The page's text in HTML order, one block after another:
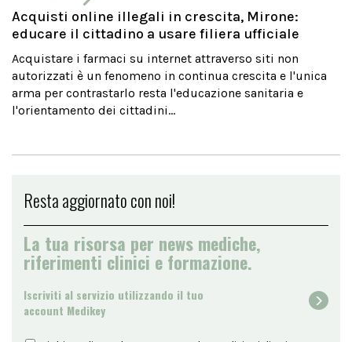
Acquisti online illegali in crescita, Mirone:
educare il cittadino a usare filiera ufficiale
Acquistare i farmaci su internet attraverso siti non
autorizzati è un fenomeno in continua crescita e l'unica
arma per contrastarlo resta l'educazione sanitaria e
l'orientamento dei cittadini...
Resta aggiornato con noi!
La tua risorsa per news mediche,
riferimenti clinici e formazione.
Iscriviti al servizio utilizzando il tuo
account Medikey